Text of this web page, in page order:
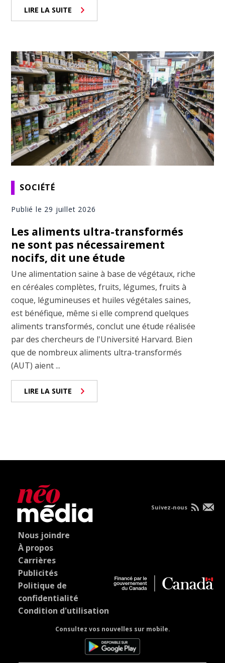
LIRE LA SUITE
SOCIÉTÉ
Publié le 29 juillet 2026
Les aliments ultra-transformés
ne sont pas nécessairement
nocifs, dit une étude
Une alimentation saine à base de végétaux, riche
en céréales complètes, fruits, légumes, fruits à
coque, légumineuses et huiles végétales saines,
est bénéfique, même si elle comprend quelques
aliments transformés, conclut une étude réalisée
par des chercheurs de l'Université Harvard. Bien
que de nombreux aliments ultra-transformés
(AUT) aient ...
LIRE LA SUITE
Nous joindre
À propos
Carrières
Publicités
Politique de
confidentialité
Condition d'utilisation
Consultez vos nouvelles sur mobile.
Suivez-nous